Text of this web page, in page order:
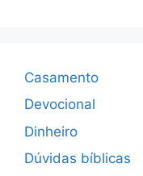
Casamento
Devocional
Dinheiro
Dúvidas bíblicas